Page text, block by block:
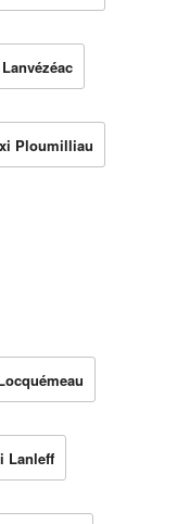
Ploumilliau
Lanleff